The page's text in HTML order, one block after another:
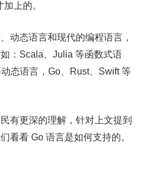
上的。
动态语言和现代的编程语言，
：Scala、Julia 等函数式语
态语言，Go、Rust、Swift 等
有更深的理解，针对上文提到
看看 Go 语言是如何支持的。